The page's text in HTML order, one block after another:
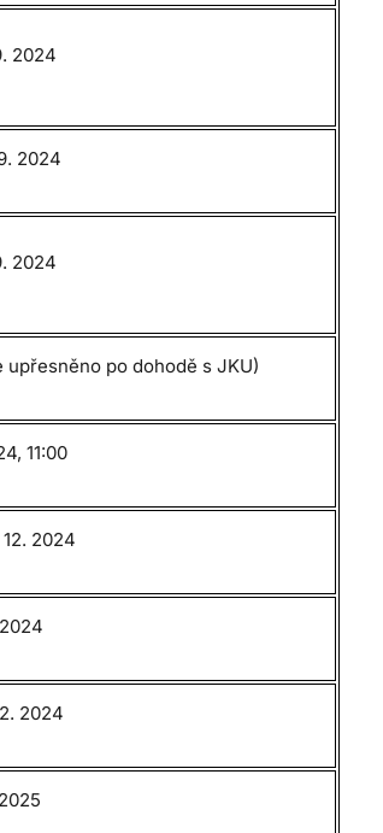
2024
2024
2024
po dohodě s JKU)
11:00
12. 2024
2024